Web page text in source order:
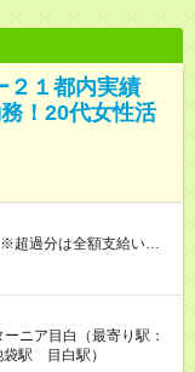
２１都内実績
！20代女性活
超過分は全額支給いたし
し残業時間 9.5時間／月
資格手当の支給はあり
らとなります
ニア目白（最寄り駅：
駅 目白駅）